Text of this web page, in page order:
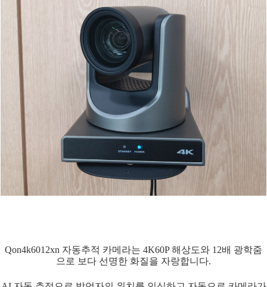
Qon4k6012xn 자동추적 카메라는 4K60P 해상도와 12배 광학줌
으로 보다 선명한 화질을 자랑합니다.